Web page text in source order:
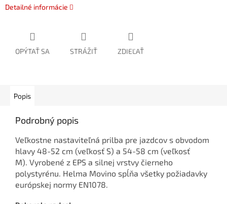
Detailné informácie
OPÝTAŤ SA STRÁŽIŤ ZDIEĽAŤ
Popis
Podrobný popis
Veľkostne nastaviteľná prilba pre jazdcov s obvodom
hlavy 48-52 cm (veľkosť S) a 54-58 cm (veľkosť
M). Vyrobené z EPS a silnej vrstvy čierneho
polystyrénu. Helma Movino spĺňa všetky požiadavky
európskej normy EN1078.